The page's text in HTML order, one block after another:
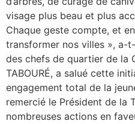
visage plus beau et plus
Chaque geste compte, et
transformer nos villes », a-
des chefs de quartier de la
TABOURÉ, a salué cette
engagement total de la
remercié le Président de la
nombreuses actions en